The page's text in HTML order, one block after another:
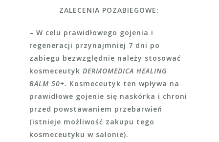
ZALECENIA POZABIEGOWE:
– W celu prawidłowego gojenia i
regeneracji przynajmniej 7 dni po
zabiegu bezwzględnie należy stosować
kosmeceutyk DERMOMEDICA HEALING
BALM 50+. Kosmeceutyk ten wpływa na
prawidłowe gojenie się naskórka i chroni
przed powstawaniem przebarwień
(istnieje możliwość zakupu tego
kosmeceutyku w salonie).